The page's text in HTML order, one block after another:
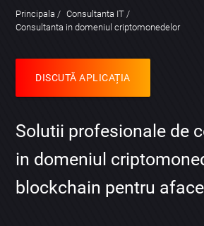
Principala
Consultanta IT
Consultanta in domeniul criptomonedelor
DISCUTĂ APLICAȚIA
Solutii profesionale de
in domeniul
blockchain pentru